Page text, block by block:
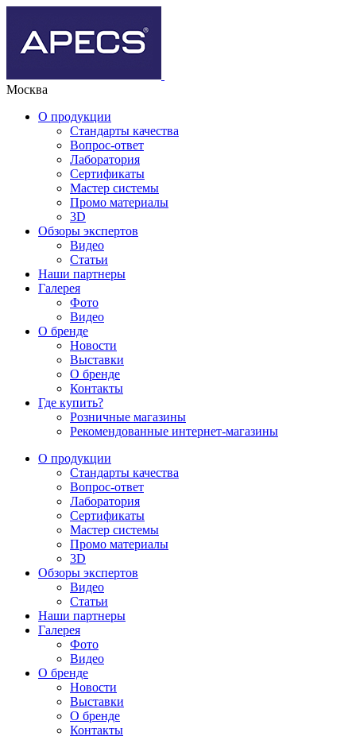
Москва
О продукции
Стандарты качества
Вопрос-ответ
Лаборатория
Сертификаты
Мастер системы
Промо материалы
3D
Обзоры экспертов
Видео
Статьи
Наши партнеры
Галерея
Фото
Видео
О бренде
Новости
Выставки
О бренде
Контакты
Где купить?
Розничные магазины
Рекомендованные интернет-магазины
О продукции
Стандарты качества
Вопрос-ответ
Лаборатория
Сертификаты
Мастер системы
Промо материалы
3D
Обзоры экспертов
Видео
Статьи
Наши партнеры
Галерея
Фото
Видео
О бренде
Новости
Выставки
О бренде
Контакты